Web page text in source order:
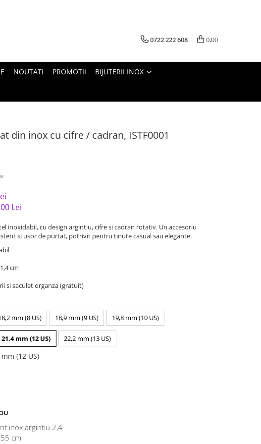
0722 222 608 0,00
NOUTATI PROMOTII BIJUTERII INOX
din inox cu cifre / cadran, ISTF0001
Lei
inoxidabil, cu design argintiu, cifre si cadran rotativ. Un accesoriu
si usor de purtat, potrivit pentru tinute casual sau elegante.
cm
si saculet organza (gratuit)
mm (8 US) 18,9 mm (9 US) 19,8 mm (10 US)
21,4 mm (12 US) 22,2 mm (13 US)
(12 US)
inox argintiu 2,4
cm